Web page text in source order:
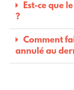
Est-ce que
?
Comment
annulé au